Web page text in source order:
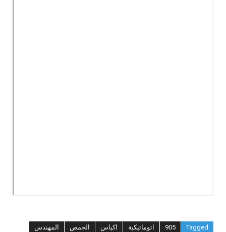
Tagged
905 اتوماتيكية اكياس الحمص
المهندس